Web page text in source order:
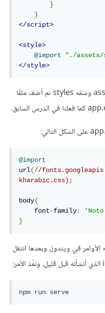
}
}
</script>
<style>
@import
"./assets/
</style>
أضف مجلّدًا جديدًا ضمن المجلّد assets وسمّه styles ثم أضف ملفًا
@import
url(//
kharabic.css);
body{
    font
-family:
}
في ويندوز، وبعدها انتقل